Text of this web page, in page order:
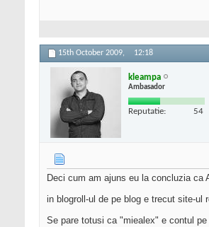
15th October 2009, 12:18
kleampa
Ambasador
Reputatie: 54
Deci cum am ajuns eu la concluzia ca
in blogroll-ul de pe blog e trecut site-
Se pare totusi ca "miealex" e contul